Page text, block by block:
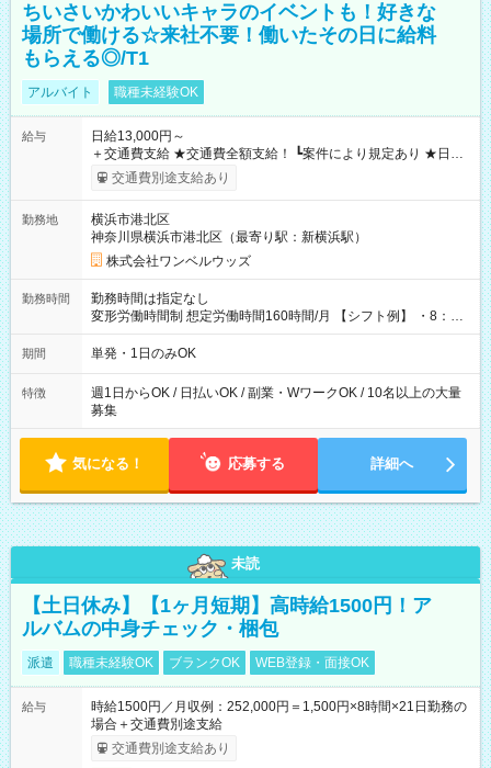
ちいさいかわいいキャラのイベントも！好きな
場所で働ける☆来社不要！働いたその日に給料
もらえる◎/T1
アルバイト 職種未経験OK
給与
日給13,000円～
＋交通費支給 ★交通費全額支給！ ┗案件により規定あり ★日払
いOK！（規定あり） ┗働いたその日に現金GET♪ お仕事後はコ
ンビニATMから 日払い分を引き落とせます！ 【試用期間】試
交通費別途支給あり
勤務地
横浜市港北区
神奈川県横浜市港北区（最寄り駅：新横浜駅）
株式会社ワンベルウッズ
勤務時間
勤務時間は指定なし
変形労働時間制 想定労働時間160時間/月 【シフト例】 ・8：00
～21：00
期間 単発・1日のみOK
特徴
週1日からOK / 日払いOK / 副業・WワークOK / 10名以上の大量
募集
気になる！ 応募する 詳細へ
未読
【土日休み】【1ヶ月短期】高時給1500円！ア
ルバムの中身チェック・梱包
派遣 職種未経験OK ブランクOK WEB登録・面接OK
給与
時給1500円／月収例：252,000円＝1,500円×8時間×21日勤務の
場合＋交通費別途支給
交通費別途支給あり